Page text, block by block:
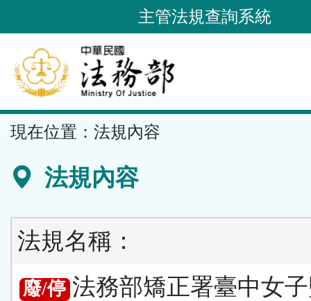
到
要
內
容
區
主管法規查詢系統
現在位置： 法規內容
法規內容
法規名稱：
廢/停 法務部矯正署臺中女